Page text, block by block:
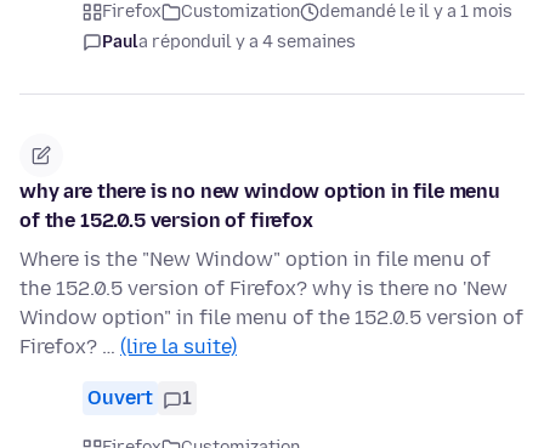
Firefox Customization
demandé le il y a 1 mois
Paula réponduil y a 4 semaines
why are there is no new window option in file menu
of the 152.0.5 version of firefox
Where is the "New Window" option in file menu of
the 152.0.5 version of Firefox? why is there no 'New
Window option" in file menu of the 152.0.5 version of
Firefox? … (lire la suite)
Ouvert 1